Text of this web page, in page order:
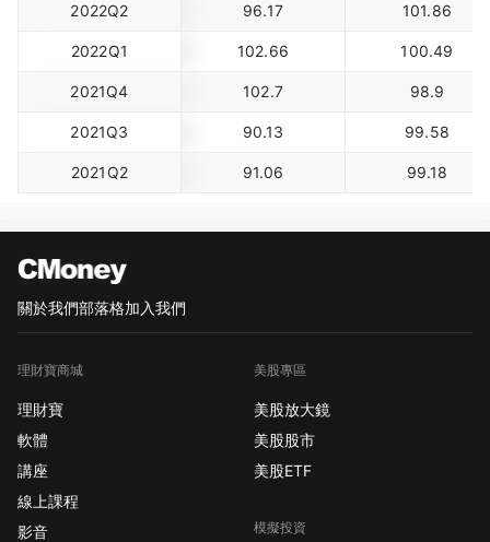
2022Q2 96.17 101.86
2022Q1 102.66 100.49
2021Q4 102.7 98.9
2021Q3 90.13 99.58
2021Q2 91.06 99.18
關於我們部落格加入我們
理財寶商城
理財寶
軟體
講座
線上課程
影音
美股專區
美股放大鏡
美股股市
美股ETF
模擬投資